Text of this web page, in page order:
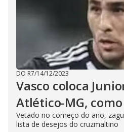
DO R7/14/12/2023
Vasco coloca
Atlético-MG,
Vetado no começo do ano,
lista de desejos do cruzmaltino